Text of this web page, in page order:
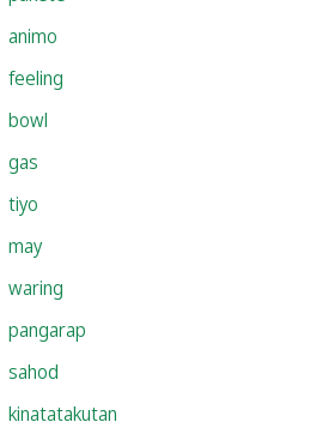
animo
feeling
bowl
gas
tiyo
may
waring
pangarap
sahod
kinatatakutan